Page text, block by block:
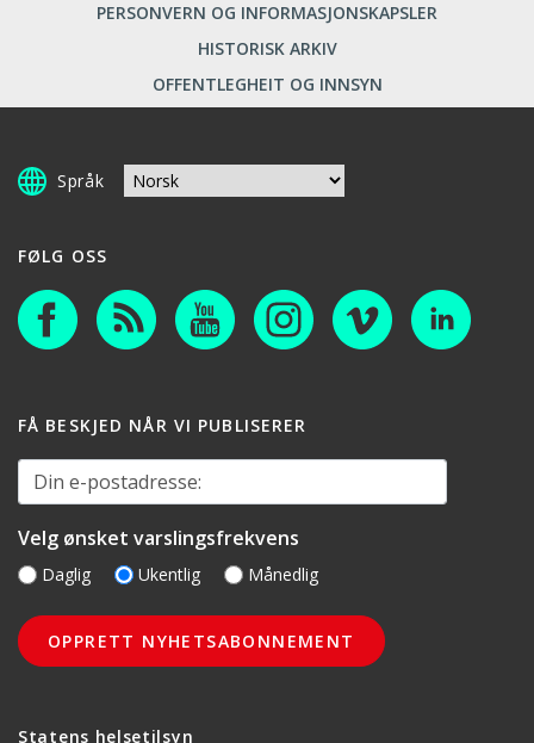
PERSONVERN OG INFORMASJONSKAPSLER
HISTORISK ARKIV
OFFENTLEGHEIT OG INNSYN
Språk
Statens helsetilsyn
FØLG OSS
FÅ BESKJED NÅR VI PUBLISERER
Din e-postadresse:
Velg ønsket varslingsfrekvens
Daglig Ukentlig Månedlig